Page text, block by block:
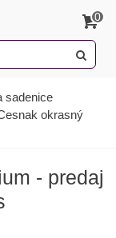
0
sadenice
okrasný
- predaj